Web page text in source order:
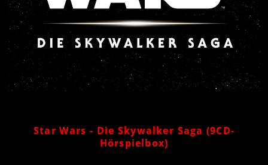
Star Wars - Die Skywalker Saga (9CD-
Hörspielbox)